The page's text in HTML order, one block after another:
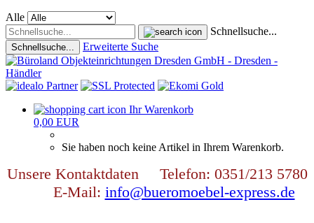
Alle
Schnellsuche...
Schnellsuche... Erweiterte Suche
Ihr Warenkorb
0,00 EUR
Sie haben noch keine Artikel in Ihrem Warenkorb.
Unsere Kontaktdaten Telefon: 0351/213 5780
E-Mail: info@bueromoebel-express.de